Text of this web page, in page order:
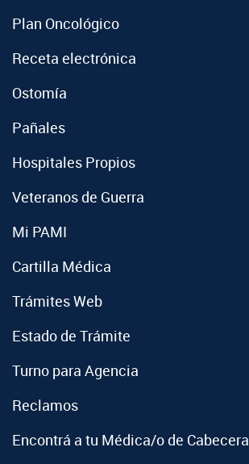
Plan Oncológico
Receta electrónica
Ostomía
Pañales
Hospitales Propios
Veteranos de Guerra
Mi PAMI
Cartilla Médica
Trámites Web
Estado de Trámite
Turno para Agencia
Reclamos
Encontrá a tu Médica/o de Cabecera